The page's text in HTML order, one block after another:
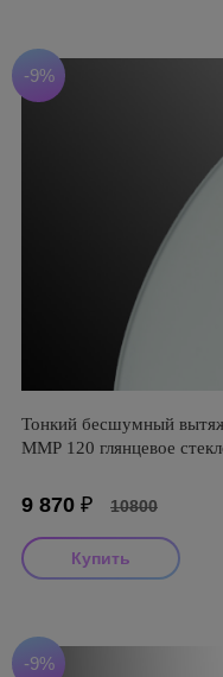
-9%
Тонкий бесшумный
ММР 120 глянцевое
9 870 ₽ 10800
-9%